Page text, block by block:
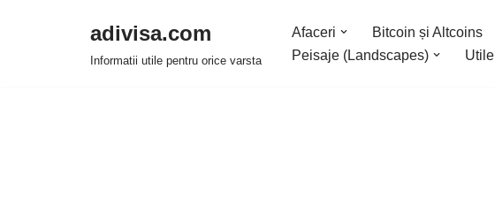
adivisa.com
Informatii utile pentru orice varsta
Afaceri Bitcoin și Altcoins
Peisaje (Landscapes)
Utile